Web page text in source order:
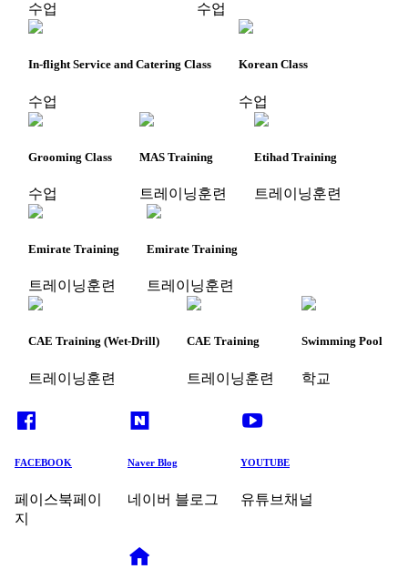
수업 수업
In-flight Service and Catering Class
수업
Korean Class
수업
Grooming Class
수업
MAS Training
트레이닝훈련
Etihad Training
트레이닝훈련
Emirate Training
트레이닝훈련
Emirate Training
트레이닝훈련
CAE Training (Wet-Drill)
트레이닝훈련
CAE Training
트레이닝훈련
Swimming Pool
학교
FACEBOOK
페이스북페이
지
Naver Blog
네이버 블로그
YOUTUBE
유튜브채널